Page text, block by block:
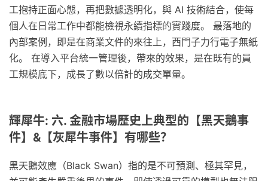
工抱持正面心態，再把數據透明化，與 AI 技術結合，使每
個人在日常工作中都能檢視永續指標的實踐度。 最落地的
內部案例，即是在商業文件的來往上，西門子力行電子無紙
化。 在導入平台統一管理後，帶來的效果，是在既有的員
工規模底下，成長了數以倍計的成交單量。
輝犀牛: 六. 金融市場歷史上典型的【黑天鵝事
件】&【灰犀牛事件】有哪些？
黑天鵝效應（Black Swan）指的是不可預測、極其罕見，